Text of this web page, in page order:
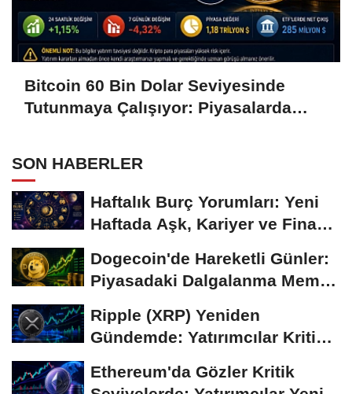
Bitcoin 60 Bin Dolar Seviyesinde
Tutunmaya Çalışıyor: Piyasalarda
SON HABERLER
Haftalık Burç Yorumları: Yeni
Haftada Aşk, Kariyer ve Finans
Dogecoin'de Hareketli Günler:
Piyasadaki Dalgalanma Meme
Ripple (XRP) Yeniden
Gündemde: Yatırımcılar Kritik
Ethereum'da Gözler Kritik